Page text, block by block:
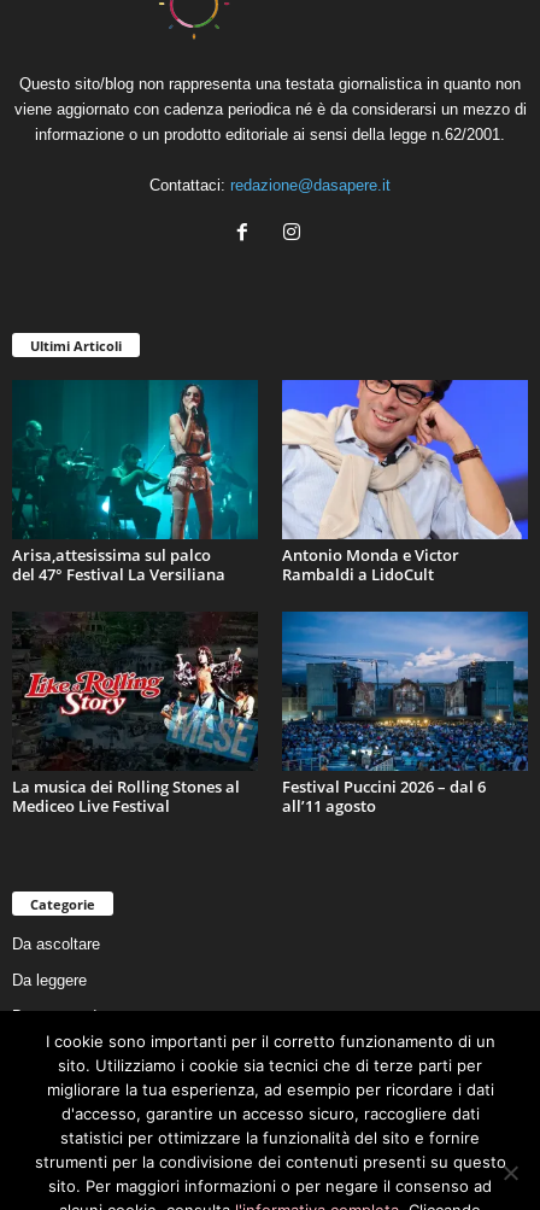
Questo sito/blog non rappresenta una testata giornalistica in quanto non
viene aggiornato con cadenza periodica né è da considerarsi un mezzo di
informazione o un prodotto editoriale ai sensi della legge n.62/2001.
Contattaci: redazione@dasapere.it
Ultimi Articoli
Arisa,attesissima sul palco
del 47° Festival La Versiliana
Antonio Monda e Victor
Rambaldi a LidoCult
La musica dei Rolling Stones al
Mediceo Live Festival
Festival Puccini 2026 – dal 6
all’11 agosto
Categorie
Da ascoltare
Da leggere
Da non perdere
Da conoscere
Da preservare
Da vivere
Cookie Policy
I cookie sono importanti per il corretto funzionamento di un
sito. Utilizziamo i cookie sia tecnici che di terze parti per
migliorare la tua esperienza, ad esempio per ricordare i dati
d'accesso, garantire un accesso sicuro, raccogliere dati
statistici per ottimizzare la funzionalità del sito e fornire
strumenti per la condivisione dei contenuti presenti su questo
sito. Per maggiori informazioni o per negare il consenso ad